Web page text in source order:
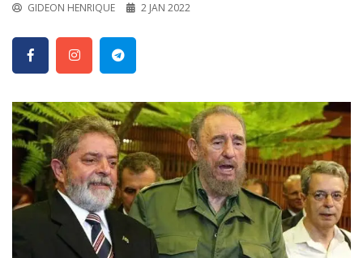
GIDEON HENRIQUE 2 JAN 2022